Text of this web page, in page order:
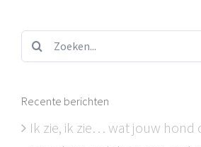
Zoeken...
Recente berichten
Ik zie, ik zie… wat jouw hond